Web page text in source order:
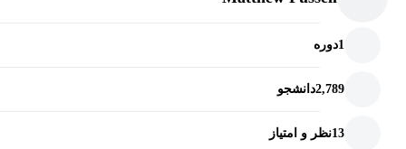
1دوره
2,789دانشجو
13نظر و امتیاز